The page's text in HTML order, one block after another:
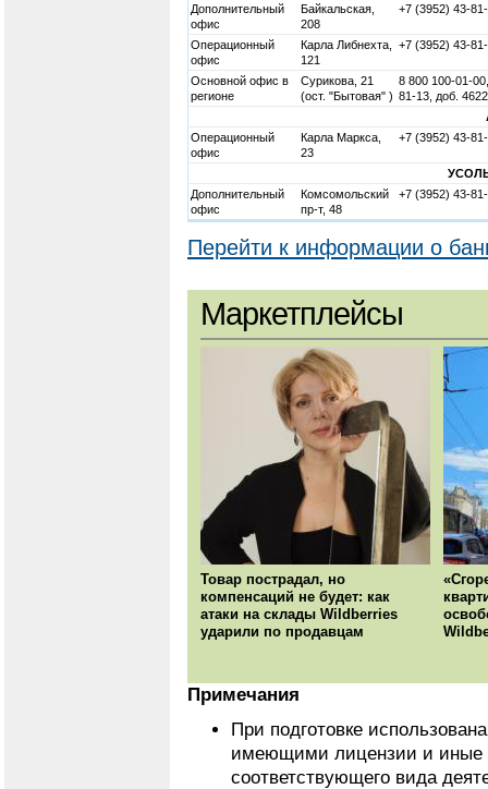
Дополнительный
офис
Байкальская,
208
+7 (3952) 43-
Операционный
офис
Карла Либнехта,
121
+7 (3952) 43-
Основной офис в
регионе
Сурикова, 21
(ост. "Бытовая" )
8 800 100-01-
81-13, доб.
Операционный
офис
Карла Маркса,
23
+7 (3952) 43-
Дополнительный
офис
Комсомольский
пр-т, 48
+7 (3952) 43-
Перейти к информации о
Маркетплейсы
Товар пострадал, но
компенсаций не будет: как
атаки на склады Wildberries
ударили по продавцам
Примечания
При подготовке
имеющими лицензии и иные
соответствующего вида